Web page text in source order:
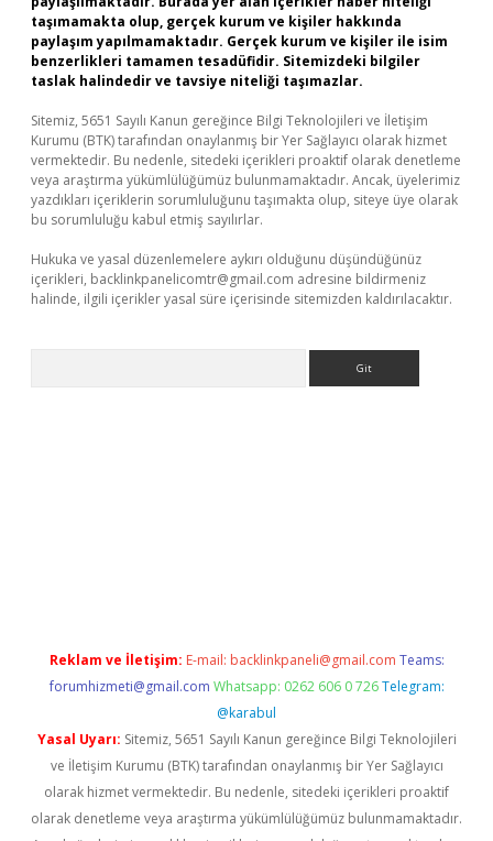
taşımamakta olup, gerçek kurum ve kişiler hakkında
paylaşım yapılmamaktadır. Gerçek kurum ve kişiler ile isim
benzerlikleri tamamen tesadüfidir. Sitemizdeki bilgiler
taslak halindedir ve tavsiye niteliği taşımazlar.
Sitemiz, 5651 Sayılı Kanun gereğince Bilgi Teknolojileri ve İletişim
Kurumu (BTK) tarafından onaylanmış bir Yer Sağlayıcı olarak hizmet
vermektedir. Bu nedenle, sitedeki içerikleri proaktif olarak denetleme
veya araştırma yükümlülüğümüz bulunmamaktadır. Ancak, üyelerimiz
yazdıkları içeriklerin sorumluluğunu taşımakta olup, siteye üye olarak
bu sorumluluğu kabul etmiş sayılırlar.
Hukuka ve yasal düzenlemelere aykırı olduğunu düşündüğünüz
içerikleri, backlinkpanelicomtr@gmail.com adresine bildirmeniz
halinde, ilgili içerikler yasal süre içerisinde sitemizden kaldırılacaktır.
Reklam ve İletişim: E-mail: backlinkpaneli@gmail.com Teams:
forumhizmeti@gmail.com Whatsapp: 0262 606 0 726 Telegram:
@karabul
Yasal Uyarı: Sitemiz, 5651 Sayılı Kanun gereğince Bilgi Teknolojileri
ve İletişim Kurumu (BTK) tarafından onaylanmış bir Yer Sağlayıcı
olarak hizmet vermektedir. Bu nedenle, sitedeki içerikleri proaktif
olarak denetleme veya araştırma yükümlülüğümüz bulunmamaktadır.